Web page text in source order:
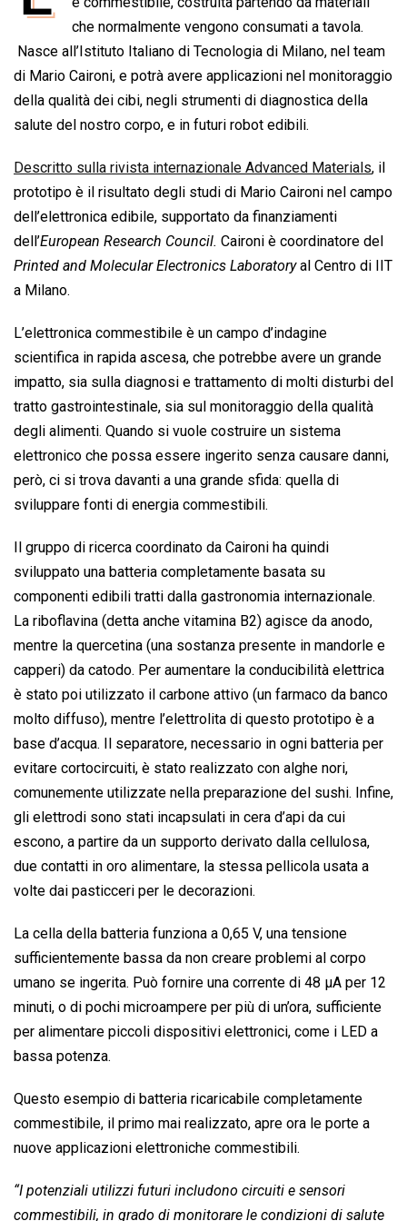
o
o
k
s
A
p
p
e
d
I
n
a
d
s
l
L
i
n
k
t
che normalmente vengono consumati a tavola.
Nasce all’Istituto Italiano di Tecnologia di Milano, nel team
di Mario Caironi, e potrà avere applicazioni nel monitoraggio
della qualità dei cibi, negli strumenti di diagnostica della
salute del nostro corpo, e in futuri robot edibili.
Descritto sulla rivista internazionale Advanced Materials, il
prototipo è il risultato degli studi di Mario Caironi nel campo
dell’elettronica edibile, supportato da finanziamenti
dell’European Research Council. Caironi è coordinatore del
Printed and Molecular Electronics Laboratoryal Centro di IIT
a Milano.
L’elettronica commestibile è un campo d’indagine
scientifica in rapida ascesa, che potrebbe avere un grande
impatto, sia sulla diagnosi e trattamento di molti disturbi del
tratto gastrointestinale, sia sul monitoraggio della qualità
degli alimenti. Quando si vuole costruire un sistema
elettronico che possa essere ingerito senza causare danni,
però, ci si trova davanti a una grande sfida: quella di
sviluppare fonti di energia commestibili.
Il gruppo di ricerca coordinato da Caironi ha quindi
sviluppato una batteria completamente basata su
componenti edibili tratti dalla gastronomia internazionale.
La riboflavina (detta anche vitamina B2) agisce da anodo,
mentre la quercetina (una sostanza presente in mandorle e
capperi) da catodo. Per aumentare la conducibilità elettrica
è stato poi utilizzato il carbone attivo (un farmaco da banco
molto diffuso), mentre l’elettrolita di questo prototipo è a
base d’acqua. Il separatore, necessario in ogni batteria per
evitare cortocircuiti, è stato realizzato con alghe nori,
comunemente utilizzate nella preparazione del sushi. Infine,
gli elettrodi sono stati incapsulati in cera d’api da cui
escono, a partire da un supporto derivato dalla cellulosa,
due contatti in oro alimentare, la stessa pellicola usata a
volte dai pasticceri per le decorazioni.
La cella della batteria funziona a 0,65 V, una tensione
sufficientemente bassa da non creare problemi al corpo
umano se ingerita. Può fornire una corrente di 48 μA per 12
minuti, o di pochi microampere per più di un’ora, sufficiente
per alimentare piccoli dispositivi elettronici, come i LED a
bassa potenza.
Questo esempio di batteria ricaricabile completamente
commestibile, il primo mai realizzato, apre ora le porte a
nuove applicazioni elettroniche commestibili.
“I potenziali utilizzi futuri includono circuiti e sensori
commestibili, in grado di monitorare le condizioni di salute